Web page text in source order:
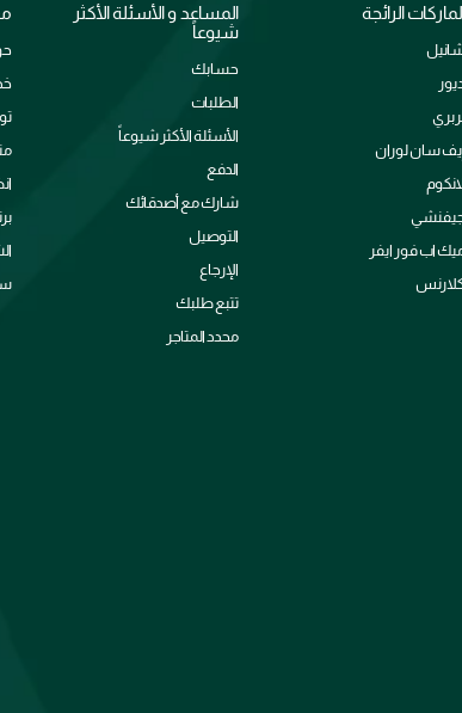
الرائجة
سان لوران
اب فور ايفر
المساعد و الأسئلة الأكثر
شيوعاً
حسابك
الطلبات
الأسئلة الأكثر شيوعاً
الدفع
شارك مع أصدقائك
التوصيل
الإرجاع
تتبع طلبك
محدد المتاجر